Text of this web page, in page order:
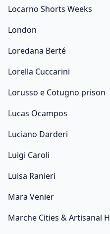
Locarno Shorts Weeks
London
Loredana Berté
Lorella Cuccarini
Lorusso e Cotugno prison
Lucas Ocampos
Luciano Darderi
Luigi Caroli
Luisa Ranieri
Mara Venier
Marche Cities & Artisanal